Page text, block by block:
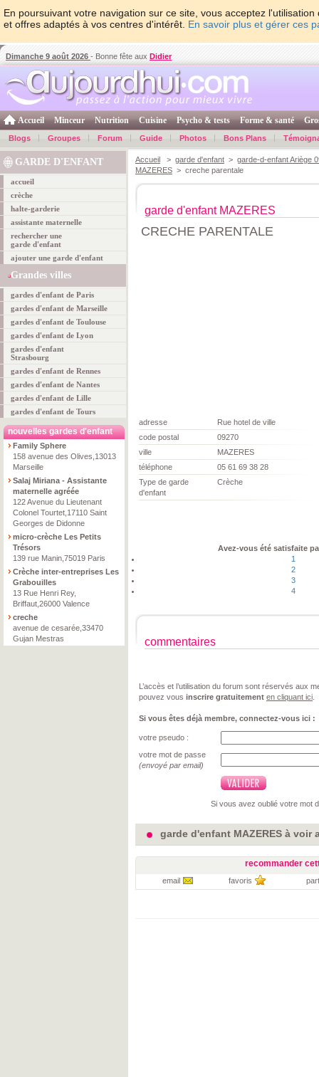
En poursuivant votre navigation sur ce site, vous acceptez
et offres adaptés à vos centres d'intérêt. En savoir plus et gérer ces
Dimanche 9 août 2026 - Bonne fête aux Didier
Accueil Minceur Nutrition Cuisine Psycho & tests Forme & santé
Blogs Groupes Forum Guide Photos Bons Plans
GARDE D'ENFANT
accueil
crèche
halte-garderie
assistante maternelle
rechercher une
garde d'enfant
ajouter une garde d'enfant
Grandes villes
gardes d'enfant de Paris
gardes d'enfant de Marseille
gardes d'enfant de Toulouse
gardes d'enfant de Lyon
gardes d'enfant
Strasbourg
gardes d'enfant de Rennes
gardes d'enfant de Nantes
gardes d'enfant de Lille
gardes d'enfant de Tours
nouvelles gardes d'enfant
Family Sphere
158 avenue des Olives,13013
Marseille
Salaj Miriana - Assistante
maternelle agréée
122 Avenue du Lieutenant
Colonel Tourtet,17110 Saint
Georges de Didonne
micro-crèche Les Petits
Trésors
139 rue Manin,75019 Paris
Crèche inter-entreprises Les
Grabouilles
13 Rue Henri Rey,
Briffaut,26000 Valence
creche
avenue de cesarée,33470
Gujan Mestras
Accueil > garde d'enfant > garde-d-enfant Ariège
MAZERES > creche parentale
garde d'enfant MAZERES
CRECHE PARENTALE
adresse
Rue hotel de ville
code postal
09270
ville
MAZERES
téléphone
05 61 69 38 28
Type de garde
d'enfant
Crèche
Avez-vous été satisfaite
1
2
3
4
commentaires
L’accès et l’utilisation du forum sont réservés aux
pouvez vous inscrire gratuitement en cliquant ici
Si vous êtes déjà membre, connectez-vous ici :
votre pseudo :
votre mot de passe
(envoyé par email)
Si vous avez oublié votre mot
garde d'enfant MAZERES à voir
recommander
email favoris